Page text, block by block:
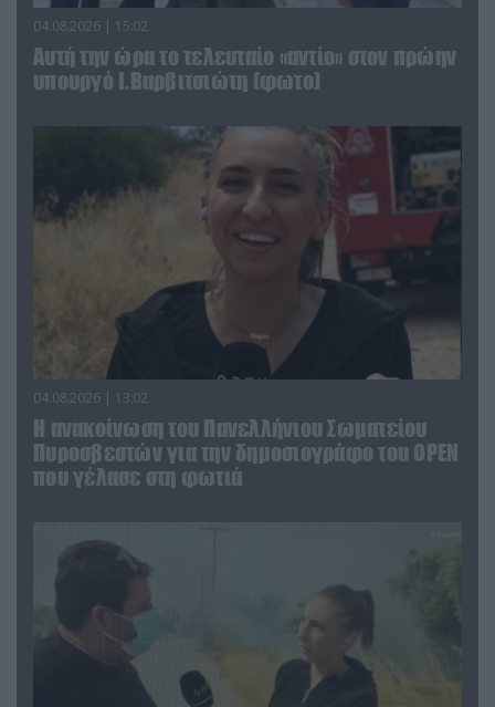
04.08.2026 | 15:02
Αυτή την ώρα το τελευταίο «αντίο» στον πρώην
υπουργό Ι.Βαρβιτσιώτη (φωτο)
04.08.2026 | 13:02
Η ανακοίνωση του Πανελλήνιου Σωματείου
Πυροσβεστών για την δημοσιογράφο του OPEN
που γέλασε στη φωτιά